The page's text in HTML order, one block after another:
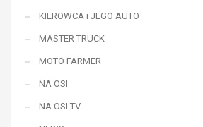
KIEROWCA i JEGO AUTO
MASTER TRUCK
MOTO FARMER
NA OSI
NA OSI TV